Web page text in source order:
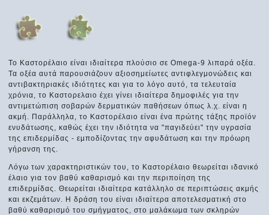
To Καστορέλαιο είναι ιδιαίτερα πλούσιο σε Omega-9 λιπαρά οξέα.
Τα οξέα αυτά παρουσιάζουν αξιοσημείωτες αντιφλεγμονώδεις και
αντιβακτηριακές ιδιότητες και για το λόγο αυτό, τα τελευταία
χρόνια, το Καστορελαιο έχει γίνει ιδιαίτερα δημοφιλές για την
αντιμετώπιση σοβαρών δερματικών παθήσεων όπως λ.χ. είναι η
ακμή. Παράλληλα, το Καστορέλαιο είναι ένα πρώτης τάξης προϊόν
ενυδάτωσης, καθώς έχει την ιδιότητα να "παγιδεύει" την υγρασία
της επιδερμίδας - εμποδίζοντας την αφυδάτωση και την πρόωρη
γήρανση της.
Λόγω των χαρακτηριστικών του, το Καστορέλαιο θεωρείται ιδανικό
έλαιο για τον βαθύ καθαρισμό και την περιποίηση της
επιδερμίδας. Θεωρείται ιδιαίτερα κατάλληλο σε περιπτώσεις ακμής
και εκζεμάτων. Η δράση του είναι ιδιαίτερα αποτελεσματική στο
βαθύ καθαρισμό του σμήγματος, στο μαλάκωμα των σκληρών